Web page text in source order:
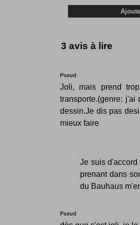
3 avis à lire
Pseud
Joli, mais prend
transporte.(genre: j'ai
dessin.Je dis pas
mieux faire
Je suis
prenant dans
du Bauhaus
Pseud